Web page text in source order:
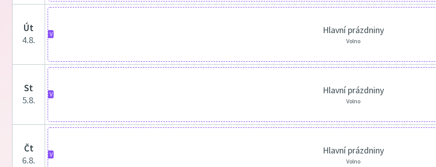
út
4.8.
V Hlavní prázdniny
Volno
st
5.8.
V Hlavní prázdniny
Volno
čt
6.8.
V Hlavní prázdniny
Volno